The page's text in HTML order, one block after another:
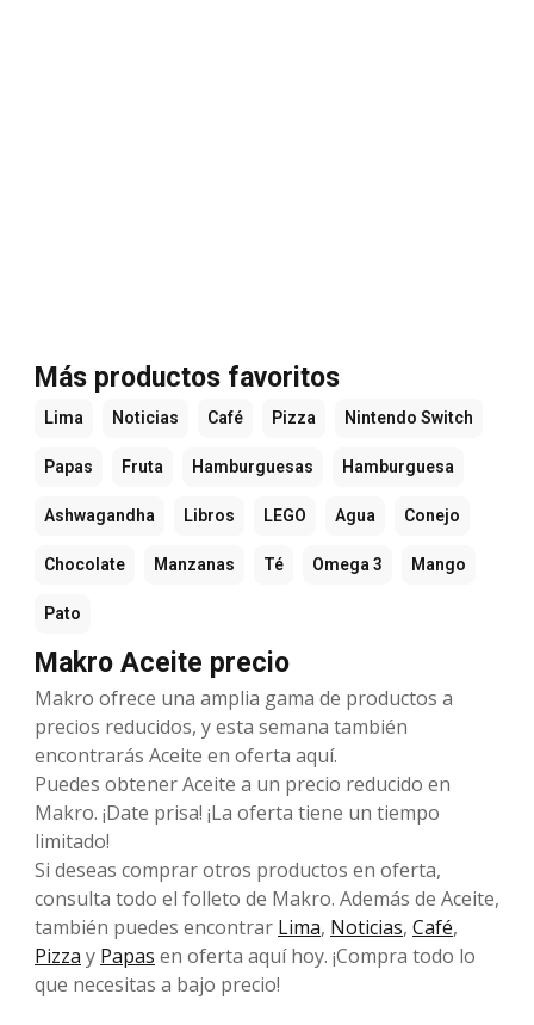
Más productos favoritos
Lima Noticias Café Pizza Nintendo Switch
Papas Fruta Hamburguesas Hamburguesa
Ashwagandha Libros LEGO Agua Conejo
Chocolate Manzanas Té Omega 3 Mango
Pato
Makro Aceite precio
Makro ofrece una amplia gama de productos a
precios reducidos, y esta semana también
encontrarás Aceite en oferta aquí.
Puedes obtener Aceite a un precio reducido en
Makro. ¡Date prisa! ¡La oferta tiene un tiempo
limitado!
Si deseas comprar otros productos en oferta,
consulta todo el folleto de Makro. Además de Aceite,
también puedes encontrar Lima, Noticias, Café,
Pizza y Papas en oferta aquí hoy. ¡Compra todo lo
que necesitas a bajo precio!